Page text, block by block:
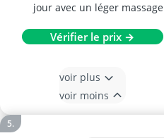
jour avec un léger massage
Vérifier le prix →
voir plus
voir moins